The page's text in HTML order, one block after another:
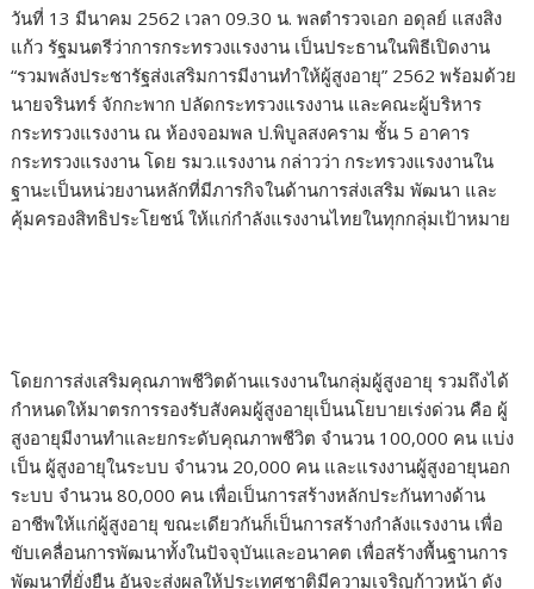
วันที่ 13 มีนาคม 2562 เวลา 09.30 น. พลตำรวจเอก อดุลย์ แสงสิง
แก้ว รัฐมนตรีว่าการกระทรวงแรงงาน เป็นประธานในพิธีเปิดงาน
“รวมพลังประชารัฐส่งเสริมการมีงานทำให้ผู้สูงอายุ” 2562 พร้อมด้วย
นายจรินทร์ จักกะพาก ปลัดกระทรวงแรงงาน และคณะผู้บริหาร
กระทรวงแรงงาน ณ ห้องจอมพล ป.พิบูลสงคราม ชั้น 5 อาคาร
กระทรวงแรงงาน โดย รมว.แรงงาน กล่าวว่า กระทรวงแรงงานใน
ฐานะเป็นหน่วยงานหลักที่มีภารกิจในด้านการส่งเสริม พัฒนา และ
คุ้มครองสิทธิประโยชน์ ให้แก่กำลังแรงงานไทยในทุกกลุ่มเป้าหมาย
โดยการส่งเสริมคุณภาพชีวิตด้านแรงงานในกลุ่มผู้สูงอายุ รวมถึงได้
กำหนดให้มาตรการรองรับสังคมผู้สูงอายุเป็นนโยบายเร่งด่วน คือ ผู้
สูงอายุมีงานทำและยกระดับคุณภาพชีวิต จำนวน 100,000 คน แบ่ง
เป็น ผู้สูงอายุในระบบ จำนวน 20,000 คน และแรงงานผู้สูงอายุนอก
ระบบ จำนวน 80,000 คน เพื่อเป็นการสร้างหลักประกันทางด้าน
อาชีพให้แก่ผู้สูงอายุ ขณะเดียวกันก็เป็นการสร้างกำลังแรงงาน เพื่อ
ขับเคลื่อนการพัฒนาทั้งในปัจจุบันและอนาคต เพื่อสร้างพื้นฐานการ
พัฒนาที่ยั่งยืน อันจะส่งผลให้ประเทศชาติมีความเจริญก้าวหน้า ดัง